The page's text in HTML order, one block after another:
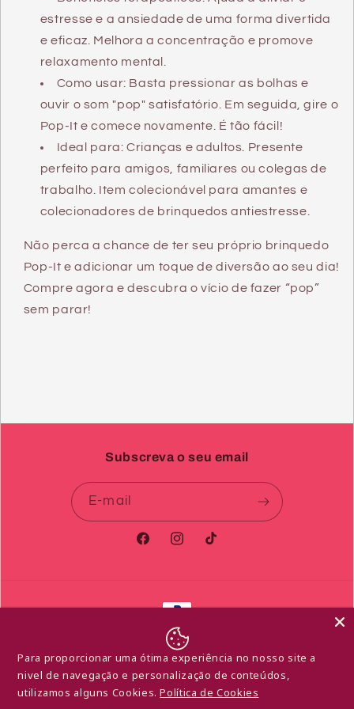
estresse e a ansiedade de uma forma divertida
e eficaz. Melhora a concentração e promove
relaxamento mental.
Como usar: Basta pressionar as bolhas e
ouvir o som "pop" satisfatório. Em seguida, gire o
Pop-It e comece novamente. É tão fácil!
Ideal para: Crianças e adultos. Presente
perfeito para amigos, familiares ou colegas de
trabalho. Item colecionável para amantes e
colecionadores de brinquedos antiestresse.
Não perca a chance de ter seu próprio brinquedo
Pop-It e adicionar um toque de diversão ao seu dia!
Compre agora e descubra o vício de fazer “pop”
sem parar!
Subscreva o seu email
E-mail
FacebookInstagram
TikTok
Métodos
pagamento
Libido de Afrodite Com tecnologia Shopify
Política de reembolso Política de privacidade
Para proporcionar uma ótima experiência no nosso site a
nivel de navegação e personalização de conteúdos,
utilizamos alguns Cookies.Política de Cookies